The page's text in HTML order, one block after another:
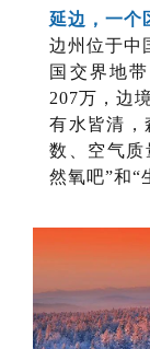
延边，一个
边州位于中
国交界地
207万，边
有水皆清，
数、空气质
然氧吧”和“